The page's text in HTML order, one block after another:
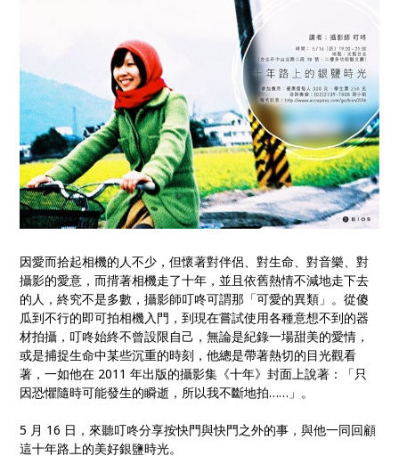
因愛而拾起相機的人不少，但懷著對伴侶、對生命、對音樂、對
攝影的愛意，而揹著相機走了十年，並且依舊熱情不減地走下去
的人，終究不是多數，攝影師叮咚可謂那「可愛的異類」。從傻
瓜到不行的即可拍相機入門，到現在嘗試使用各種意想不到的器
材拍攝，叮咚始終不曾設限自己，無論是紀錄一場甜美的愛情，
或是捕捉生命中某些沉重的時刻，他總是帶著熱切的目光觀看
著，一如他在 2011 年出版的攝影集《十年》封面上說著：「只
因恐懼隨時可能發生的瞬逝，所以我不斷地拍……」。
5 月 16 日，來聽叮咚分享按快門與快門之外的事，與他一同回顧
這十年路上的美好銀鹽時光。